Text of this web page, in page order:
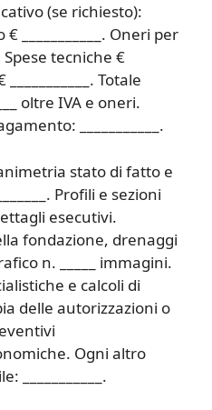
(se richiesto):
___________. Oneri per
Spese tecniche €
___________. Totale
oltre IVA e oneri.
___________.
stato di fatto e
Profili e sezioni
esecutivi.
fondazione, drenaggi
n. _____ immagini.
e calcoli di
delle autorizzazioni o
Ogni altro
___________.